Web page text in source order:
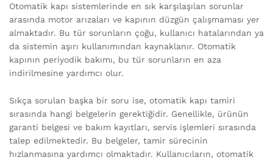
Otomatik kapı sistemlerinde en sık karşılaşılan sorunlar
arasında motor arızaları ve kapının düzgün çalışmaması yer
almaktadır. Bu tür sorunların çoğu, kullanıcı hatalarından ya
da sistemin aşırı kullanımından kaynaklanır. Otomatik
kapının periyodik bakımı, bu tür sorunların en aza
indirilmesine yardımcı olur.
Sıkça sorulan başka bir soru ise, otomatik kapı tamiri
sırasında hangi belgelerin gerektiğidir. Genellikle, ürünün
garanti belgesi ve bakım kayıtları, servis işlemleri sırasında
talep edilmektedir. Bu belgeler, tamir sürecinin
hızlanmasına yardımcı olmaktadır. Kullanıcıların, otomatik